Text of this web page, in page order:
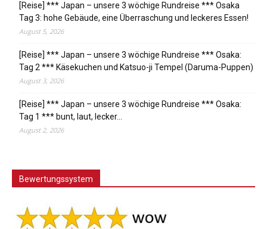
[Reise] *** Japan – unsere 3 wöchige Rundreise *** Osaka
Tag 3: hohe Gebäude, eine Überraschung und leckeres Essen!
August 5, 2026
[Reise] *** Japan – unsere 3 wöchige Rundreise *** Osaka:
Tag 2 *** Käsekuchen und Katsuo-ji Tempel (Daruma-Puppen)
August 3, 2026
[Reise] *** Japan – unsere 3 wöchige Rundreise *** Osaka:
Tag 1 *** bunt, laut, lecker…
August 2, 2026
Bewertungssystem